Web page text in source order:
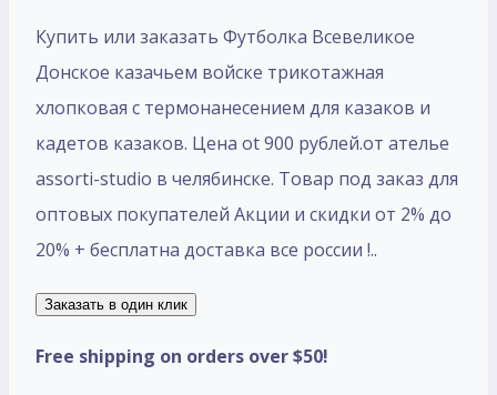
Купить или заказать Футболка Всевеликое
Донское казачьем войске трикотажная
хлопковая с термонанесением для казаков и
кадетов казаков. Цена ot 900 рублей.от ателье
assorti-studio в челябинске. Товар под заказ для
оптовых покупателей Акции и скидки от 2% до
20% + бесплатна доставка все россии !..
Заказать в один клик
Free shipping on orders over $50!